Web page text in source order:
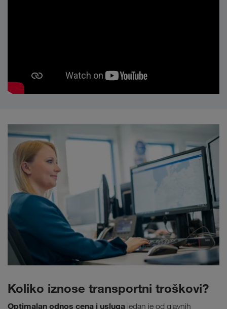
Koliko iznose transportni troškovi?
Optimalan odnos cena i usluga jedan je od glavnih